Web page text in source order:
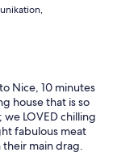
Nice, 10 minutes
house that is so
LOVED chilling
fabulous meat
their main drag.